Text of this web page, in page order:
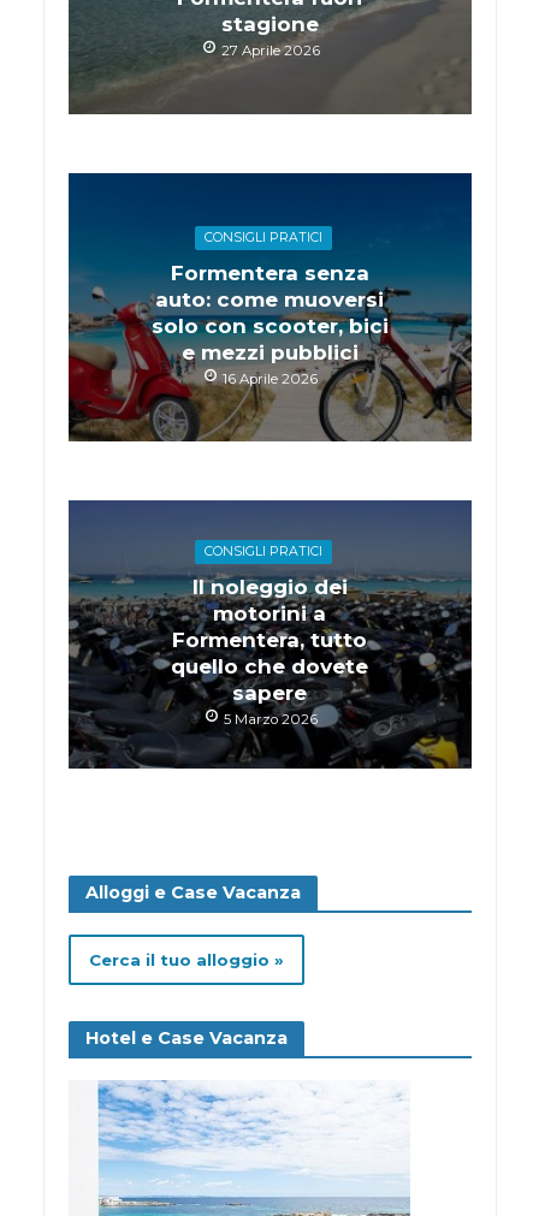
stagione
27 Aprile 2026
CONSIGLI PRATICI
Formentera senza
auto: come muoversi
solo con scooter, bici
e mezzi pubblici
16 Aprile 2026
CONSIGLI PRATICI
Il noleggio dei
motorini a
Formentera, tutto
quello che dovete
sapere
5 Marzo 2026
Alloggi e Case Vacanza
Cerca il tuo alloggio »
Hotel e Case Vacanza